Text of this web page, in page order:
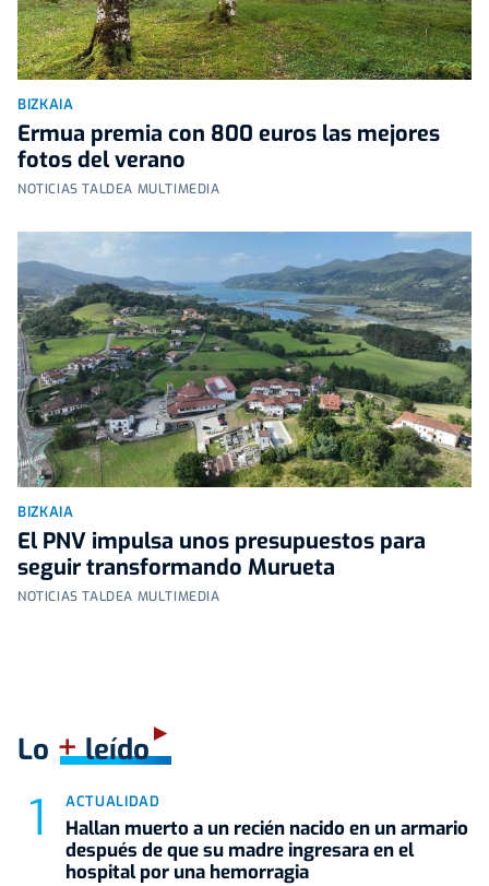
BIZKAIA
Ermua premia con 800 euros las mejores
fotos del verano
NOTICIAS TALDEA MULTIMEDIA
BIZKAIA
El PNV impulsa unos presupuestos para
seguir transformando Murueta
NOTICIAS TALDEA MULTIMEDIA
Lo +leído
ACTUALIDAD
Hallan muerto a un recién nacido en un armario
después de que su madre ingresara en el
hospital por una hemorragia